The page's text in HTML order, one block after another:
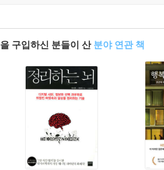
구입하신 분들이 산 분야 연관 책